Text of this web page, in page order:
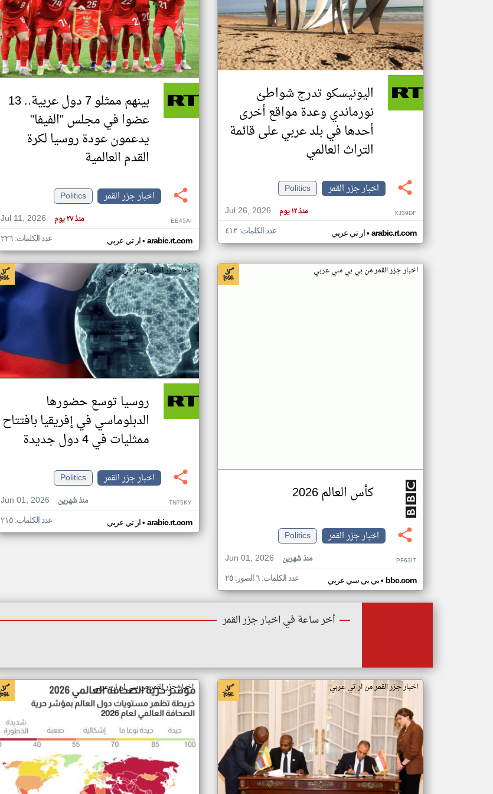
اليونيسكو تدرج شواطئ
نورماندي وعدة مواقع أخرى
أحدها في بلد عربي على قائمة
التراث العالمي
اخبار جزر القمر
Politics
Jul 26, 2026
منذ ١٢ يوم XJ39DF
ار تي عربي• arabic.rt.com عدد الكلمات: ٤١٢
بينهم ممثلو 7 دول عربية.. 13
عضوا في مجلس "الفيفا"
يدعمون عودة روسيا لكرة
القدم العالمية
اخبار جزر القمر
Politics
Jul 11, 2026
منذ ٢٧ يوم EE45AI
ار تي عربي• arabic.rt.com عدد الكلمات: ٢٢٦
اخبار جزر القمر من بي بي سي عربي
كأس العالم 2026
اخبار جزر القمر
Politics
Jun 01, 2026
منذ شهرين PF63IT
بي بي سي عربي• bbc.com عدد الكلمات: ٦ الصور: ٢٥
اخبار جزر القمر من ار تي عربي
روسيا توسع حضورها
الدبلوماسي في إفريقيا بافتتاح
ممثليات في 4 دول جديدة
اخبار جزر القمر
Politics
Jun 01, 2026
منذ شهرين TN75KY
ار تي عربي• arabic.rt.com عدد الكلمات: ٢١٥
أخر ساعة في اخبار جزر القمر
اخبار جزر القمر من ار تي عربي اخبار جزر القمر من سي ان ان عربي